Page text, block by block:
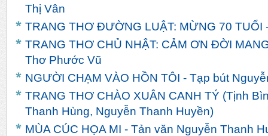
Thị Vân
TRANG THƠ ĐƯỜNG LUẬT: MỪNG 70 TUỔI
TRANG THƠ CHỦ NHẬT: CẢM ƠN ĐỜI
Thơ Phước Vũ
NGƯỜI CHẠM VÀO HỒN TÔI - Tạp bút
TRANG THƠ CHÀO XUÂN CANH TÝ (Tịnh
Thanh Hùng, Nguyễn Thanh Huyền)
MÙA CÚC HỌA MI - Tản văn Nguyễn Thanh